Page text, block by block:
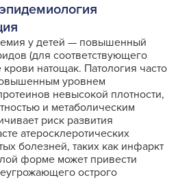
у детей — повышенный
(для соответствующего
крови натощак. Патология часто
уровнем
невысокой плотности,
и метаболическим
риск развития
атеросклеротических
болезней, таких как инфаркт
форме может привести
острого